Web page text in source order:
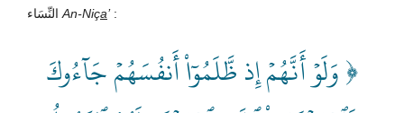
النِّسَاء An-Niça’:
﴿ وَلَوۡ أَنَّهُمۡ إِذ ظَّلَمُوٓاْ أَنفُسَهُمۡ جَآءُوكَ